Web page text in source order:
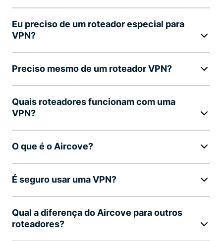
Eu preciso de um roteador especial para
VPN?
Preciso mesmo de um roteador VPN?
Quais roteadores funcionam com uma
VPN?
O que é o Aircove?
É seguro usar uma VPN?
Qual a diferença do Aircove para outros
roteadores?